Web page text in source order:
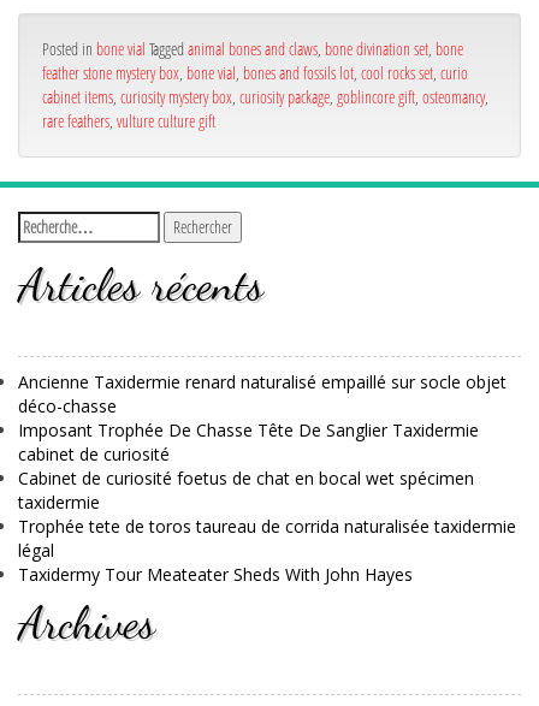
Posted in bone vial Tagged animal bones and claws bone divination set bone
feather stone mystery box bone vial bones and fossils lot cool rocks set curio
cabinet items curiosity mystery box curiosity package goblincore gift osteomancy,
rare feathers vulture culture gift
Articles récents
Ancienne Taxidermie renard naturalisé empaillé sur socle objet
déco-chasse
Imposant Trophée De Chasse Tête De Sanglier Taxidermie
cabinet de curiosité
Cabinet de curiosité foetus de chat en bocal wet spécimen
taxidermie
Trophée tete de toros taureau de corrida naturalisée taxidermie
légal
Taxidermy Tour Meateater Sheds With John Hayes
Archives